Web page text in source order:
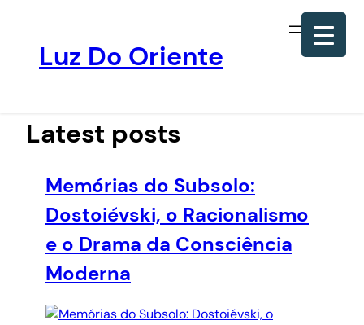
conteúdo
Luz Do Oriente
Latest posts
Memórias do Subsolo:
Dostoiévski, o Racionalismo
e o Drama da Consciência
Moderna